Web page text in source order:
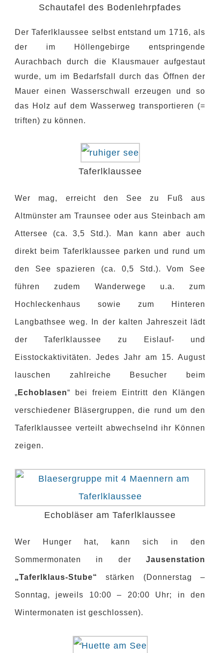
Schautafel des Bodenlehrpfades
Der Taferlklaussee selbst entstand um 1716, als
der im Höllengebirge entspringende
Aurachbach durch die Klausmauer aufgestaut
wurde, um im Bedarfsfall durch das Öffnen der
Mauer einen Wasserschwall erzeugen und so
das Holz auf dem Wasserweg transportieren (=
triften) zu können.
Taferlklaussee
Wer mag, erreicht den See zu Fuß aus
Altmünster am Traunsee oder aus Steinbach am
Attersee (ca. 3,5 Std.). Man kann aber auch
direkt beim Taferlklaussee parken und rund um
den See spazieren (ca. 0,5 Std.). Vom See
führen zudem Wanderwege u.a. zum
Hochleckenhaus sowie zum Hinteren
Langbathsee weg. In der kalten Jahreszeit lädt
der Taferlklaussee zu Eislauf- und
Eisstockaktivitäten. Jedes Jahr am 15. August
lauschen zahlreiche Besucher beim
„ Echoblasen“ bei freiem Eintritt den Klängen
verschiedener Bläsergruppen, die rund um den
Taferlklaussee verteilt abwechselnd ihr Können
zeigen.
Echobläser am Taferlklaussee
Wer Hunger hat, kann sich in den
Sommermonaten in derJausenstation
„Taferlklaus-Stube“ stärken (Donnerstag –
Sonntag, jeweils 10:00 – 20:00 Uhr; in den
Wintermonaten ist geschlossen).